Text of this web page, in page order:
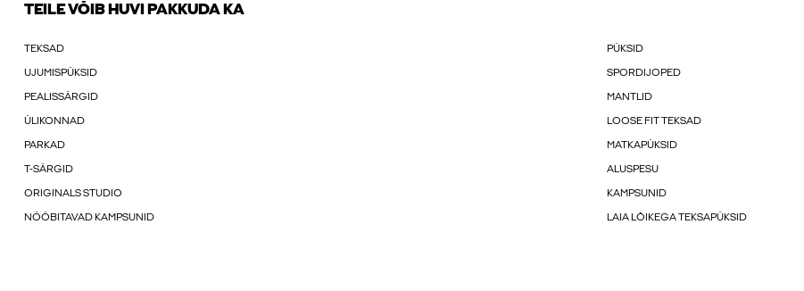
TEILE VÕIB HUVI PAKKUDA KA
TEKSAD PÜKSID
UJUMISPÜKSID SPORDIJOPED
PEALISSÄRGID MANTLID
ÜLIKONNAD LOOSE FIT TEKSAD
PARKAD MATKAPÜKSID
T-SÄRGID ALUSPESU
ORIGINALS STUDIO KAMPSUNID
NÖÖBITAVAD KAMPSUNID LAIA LÕIKEGA TEKSAPÜKSID